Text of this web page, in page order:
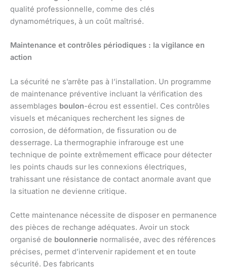
qualité professionnelle, comme des clés
dynamométriques, à un coût maîtrisé.
Maintenance et contrôles périodiques : la vigilance en
action
La sécurité ne s’arrête pas à l’installation. Un programme
de maintenance préventive incluant la vérification des
assemblages boulon-écrou est essentiel. Ces contrôles
visuels et mécaniques recherchent les signes de
corrosion, de déformation, de fissuration ou de
desserrage. La thermographie infrarouge est une
technique de pointe extrêmement efficace pour détecter
les points chauds sur les connexions électriques,
trahissant une résistance de contact anormale avant que
la situation ne devienne critique.
Cette maintenance nécessite de disposer en permanence
des pièces de rechange adéquates. Avoir un stock
organisé de boulonnerie normalisée, avec des références
précises, permet d’intervenir rapidement et en toute
sécurité. Des fabricants